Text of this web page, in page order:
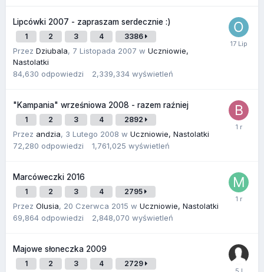
Lipcówki 2007 - zapraszam serdecznie :)
1 2 3 4 3386
Przez Dziubala, 7 Listopada 2007 w Uczniowie,
Nastolatki
84,630 odpowiedzi 2,339,334 wyświetleń
"Kampania" wrześniowa 2008 - razem raźniej
1 2 3 4 2892
Przez andzia, 3 Lutego 2008 w Uczniowie, Nastolatki
72,280 odpowiedzi 1,761,025 wyświetleń
Marcóweczki 2016
1 2 3 4 2795
Przez Olusia, 20 Czerwca 2015 w Uczniowie, Nastolatki
69,864 odpowiedzi 2,848,070 wyświetleń
Majowe słoneczka 2009
1 2 3 4 2729